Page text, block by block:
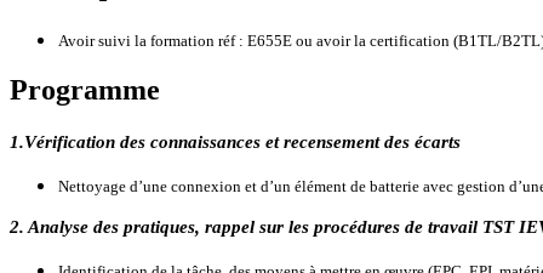
Avoir suivi la formation réf : E655E ou avoir la certification (B1TL/
Programme
1.Vérification des connaissances et recensement des écarts
Nettoyage d’une connexion et d’un élément de batterie avec gestion
2. Analyse des pratiques, rappel sur les procédures de travail TST